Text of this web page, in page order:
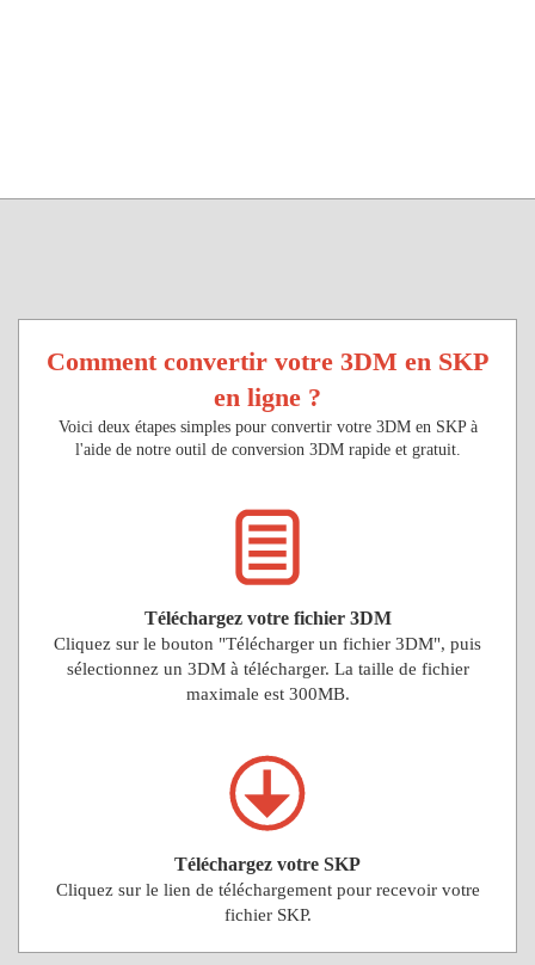
Comment convertir votre 3DM en SKP
en ligne ?
Voici deux étapes simples pour convertir votre 3DM en SKP à
l'aide de notre outil de conversion 3DM rapide et gratuit.
Téléchargez votre fichier 3DM
Cliquez sur le bouton "Télécharger un fichier 3DM", puis
sélectionnez un 3DM à télécharger. La taille de fichier
maximale est 300MB.
Téléchargez votre SKP
Cliquez sur le lien de téléchargement pour recevoir votre
fichier SKP.